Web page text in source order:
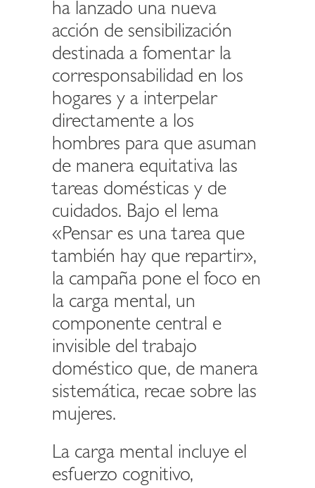
ha lanzado una nueva
acción de sensibilización
destinada a fomentar la
corresponsabilidad en los
hogares y a interpelar
directamente a los
hombres para que asuman
de manera equitativa las
tareas domésticas y de
cuidados. Bajo el lema
«Pensar es una tarea que
también hay que repartir»,
la campaña pone el foco en
la carga mental, un
componente central e
invisible del trabajo
doméstico que, de manera
sistemática, recae sobre las
mujeres.
La carga mental incluye el
esfuerzo cognitivo,